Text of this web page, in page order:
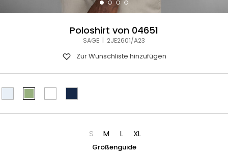
Poloshirt von 04651
SAGE | 2JE2601/A23
Zur Wunschliste hinzufügen
S M L XL
Größenguide